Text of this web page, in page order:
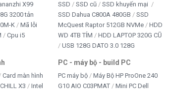
X99
3200 tản
K
Mã lỗi
Cpu i5
Card màn hình
X3
Intel
SSD SSD cũ
SSD khuyến mại
SSD Dahua C800A 480GB
SSD
McQuest Raptor 512GB NVMe
HDD
WD 4TB TÍM
HDD LAPTOP 320G CŨ
USB 128G DATO 3.0 128G
PC - máy bộ - build PC
PC máy bộ
Máy Bộ HP ProOne 240
G10 AIO C03PMAT
Mini PC Dell